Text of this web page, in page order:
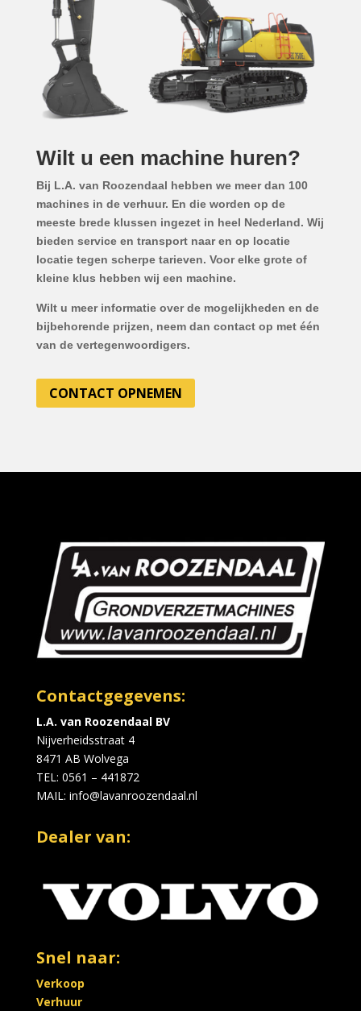
Wilt u een machine huren?
Bij L.A. van Roozendaal hebben we meer dan 100
machines in de verhuur. En die worden op de
meeste brede klussen ingezet in heel Nederland. Wij
bieden service en transport naar en op locatie
locatie tegen scherpe tarieven. Voor elke grote of
kleine klus hebben wij een machine.
Wilt u meer informatie over de mogelijkheden en de
bijbehorende prijzen, neem dan contact op met één
van de vertegenwoordigers.
CONTACT OPNEMEN
Contactgegevens:
L.A. van Roozendaal BV
Nijverheidsstraat 4
8471 AB Wolvega
TEL: 0561 – 441872
MAIL: info@lavanroozendaal.nl
Dealer van:
Snel naar:
Verkoop
Verhuur